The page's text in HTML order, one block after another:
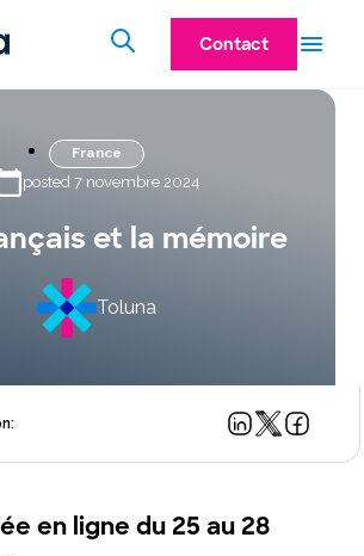
Contact
France
posted 7 novembre 2024
et la mémoire
Toluna
en ligne du 25 au 28